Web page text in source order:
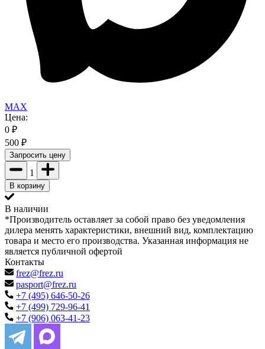
MAX
Цена:
0 ₽
500 ₽
Запросить цену
1
В корзину
В наличии
*Производитель оставляет за собой право без уведомления
дилера менять характеристики, внешний вид, комплектацию
товара и место его производства. Указанная информация не
является публичной офертой
Контакты
frez@frez.ru
pasport@frez.ru
+7 (495) 646-50-26
+7 (499) 729-96-41
+7 (906) 063-41-23